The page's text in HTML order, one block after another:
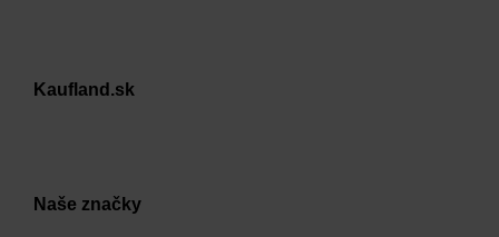
Kaufland.sk
Naše značky